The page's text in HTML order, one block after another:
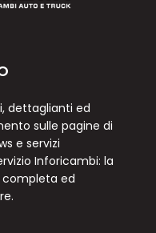
dettaglianti ed
sulle pagine di
e servizi
Inforicambi: la
ed